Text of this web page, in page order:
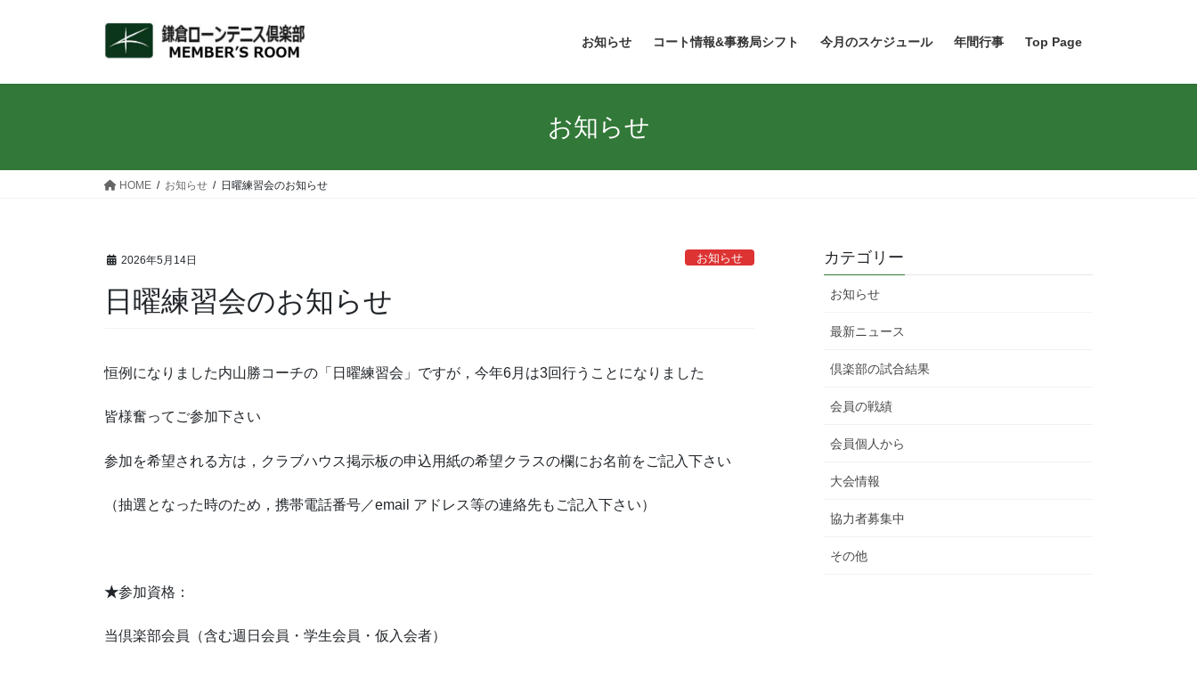
お知らせ コート情報&事務局シフト 今月のスケジュール 年間行事 Top Page
お知らせ
HOME お知らせ 日曜練習会のお知らせ
2026年5月14日 お知らせ
日曜練習会のお知らせ
恒例になりました内山勝コーチの「日曜練習会」ですが，今年6月は3回行うことになりました
皆様奮ってご参加下さい
参加を希望される方は，クラブハウス掲示板の申込用紙の希望クラスの欄にお名前をご記入下さい
（抽選となった時のため，携帯電話番号／email アドレス等の連絡先もご記入下さい）
★参加資格：
当倶楽部会員（含む週日会員・学生会員・仮入会者）
カテゴリー
お知らせ
最新ニュース
倶楽部の試合結果
会員の戦績
会員個人から
大会情報
協力者募集中
その他